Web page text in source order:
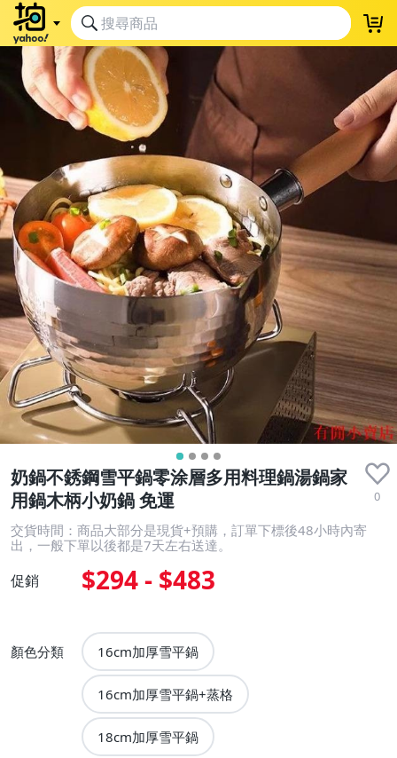
奶鍋不銹鋼雪平鍋零涂層多用料理鍋湯鍋家
用鍋木柄小奶鍋 免運
0
交貨時間：商品大部分是現貨+預購，訂單下標後48小時內寄
出，一般下單以後都是7天左右送達。
促銷 $294 - $483
顏色分類 16cm加厚雪平鍋
16cm加厚雪平鍋+蒸格
18cm加厚雪平鍋